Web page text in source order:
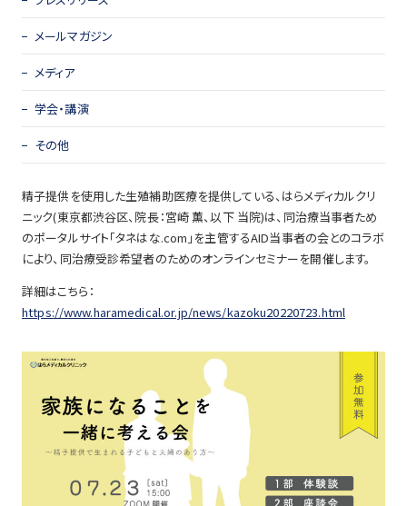
メールマガジン
メディア
学会・講演
その他
精子提供を使用した生殖補助医療を提供している、はらメディカルクリ
ニック(東京都渋谷区、院長：宮崎 薫、以下 当院)は、同治療当事者ため
のポータルサイト「タネはな.com」を主管するAID当事者の会とのコラボ
により、同治療受診希望者のためのオンラインセミナーを開催します。
詳細はこちら：
https://www.haramedical.or.jp/news/kazoku20220723.html